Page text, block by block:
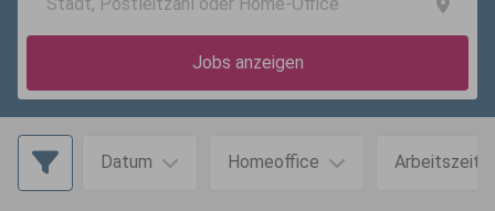
Jobs anzeigen
Datum Homeoffice Arbeitszeit